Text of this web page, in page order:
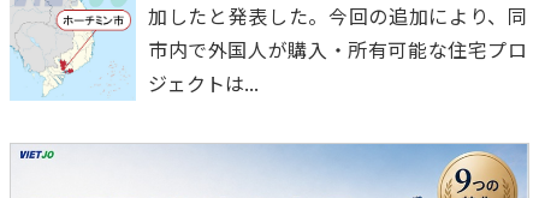
加したと発表した。今回の追加により、同
市内で外国人が購入・所有可能な住宅プロ
ジェクトは...